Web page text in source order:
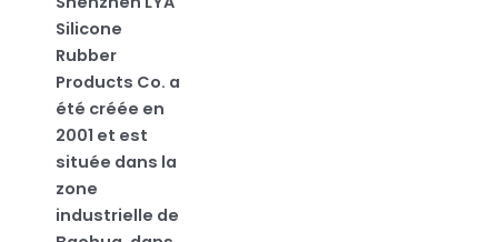
Silicone
Rubber
Products Co. a
été créée en
2001 et est
située dans la
zone
industrielle de